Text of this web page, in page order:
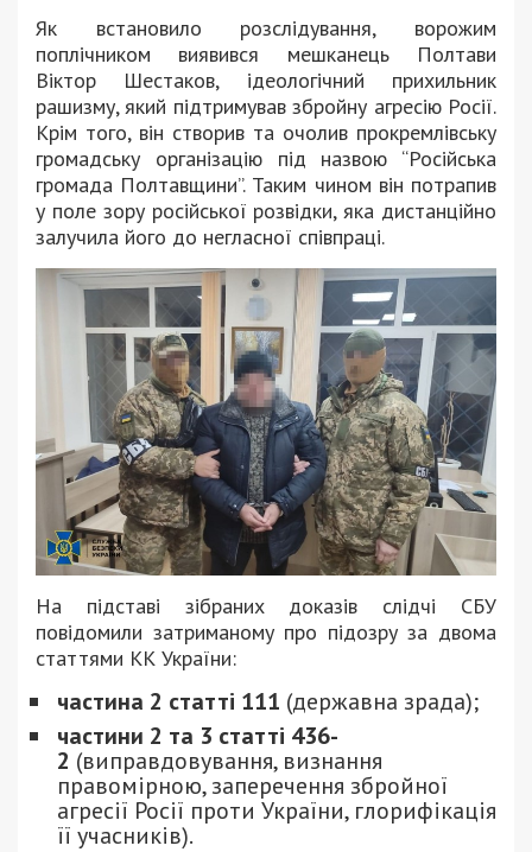
Як встановило розслідування, ворожим
поплічником виявився мешканець Полтави
Віктор Шестаков, ідеологічний прихильник
рашизму, який підтримував збройну агресію Росії.
Крім того, він створив та очолив прокремлівську
громадську організацію під назвою “Російська
громада Полтавщини”. Таким чином він потрапив
у поле зору російської розвідки, яка дистанційно
залучила його до негласної співпраці.
На підставі зібраних доказів слідчі СБУ
повідомили затриманому про підозру за двома
статтями КК України:
частина 2 статті 111 (державна зрада);
частини 2 та 3 статті 436-
2 (виправдовування, визнання
правомірною, заперечення збройної
агресії Росії проти України, глорифікація
її учасників).